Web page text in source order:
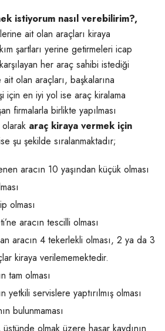
istiyorum nasıl verebilirim?,
ait olan araçları kiraya
şartları yerine getirmeleri icap
her araç sahibi istediği
olan araçları, başkalarına
için en iyi yol ise araç kiralama
firmalarla birlikte yapılması
olarak araç kiraya vermek için
şu şekilde sıralanmaktadır;
aracın 10 yaşından küçük olması
olması
aracın tescilli olması
aracın 4 tekerlekli olması, 2 ya da 3
kiraya verilememektedir.
tam olması
yetkili servislere yaptırılmış olması
bulunmaması